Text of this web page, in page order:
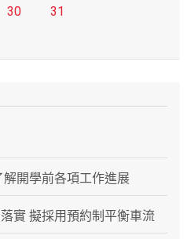
30
31
開學前各項工作進展
實 擬採用預約制平衡車流